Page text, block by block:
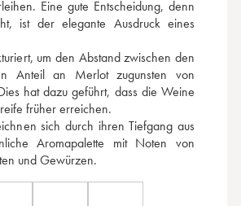
Eine gute Entscheidung, denn
ist der elegante Ausdruck eines
um den Abstand zwischen den
Anteil an Merlot zugunsten von
hat dazu geführt, dass die Weine
früher erreichen.
sich durch ihren Tiefgang aus
Aromapalette mit Noten von
und Gewürzen.